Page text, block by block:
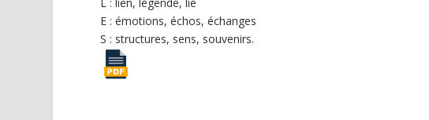
E : émotions, échos, échanges
S : structures, sens, souvenirs.